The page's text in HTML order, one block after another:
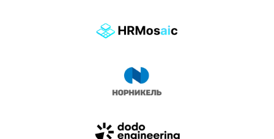
УЗНАТЬ БОЛЬШЕ